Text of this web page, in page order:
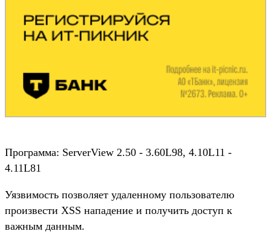
Программа: ServerView 2.50 - 3.60L98, 4.10L11 -
4.11L81
Уязвимость позволяет удаленному пользователю
произвести XSS нападение и получить доступ к
важным данным.